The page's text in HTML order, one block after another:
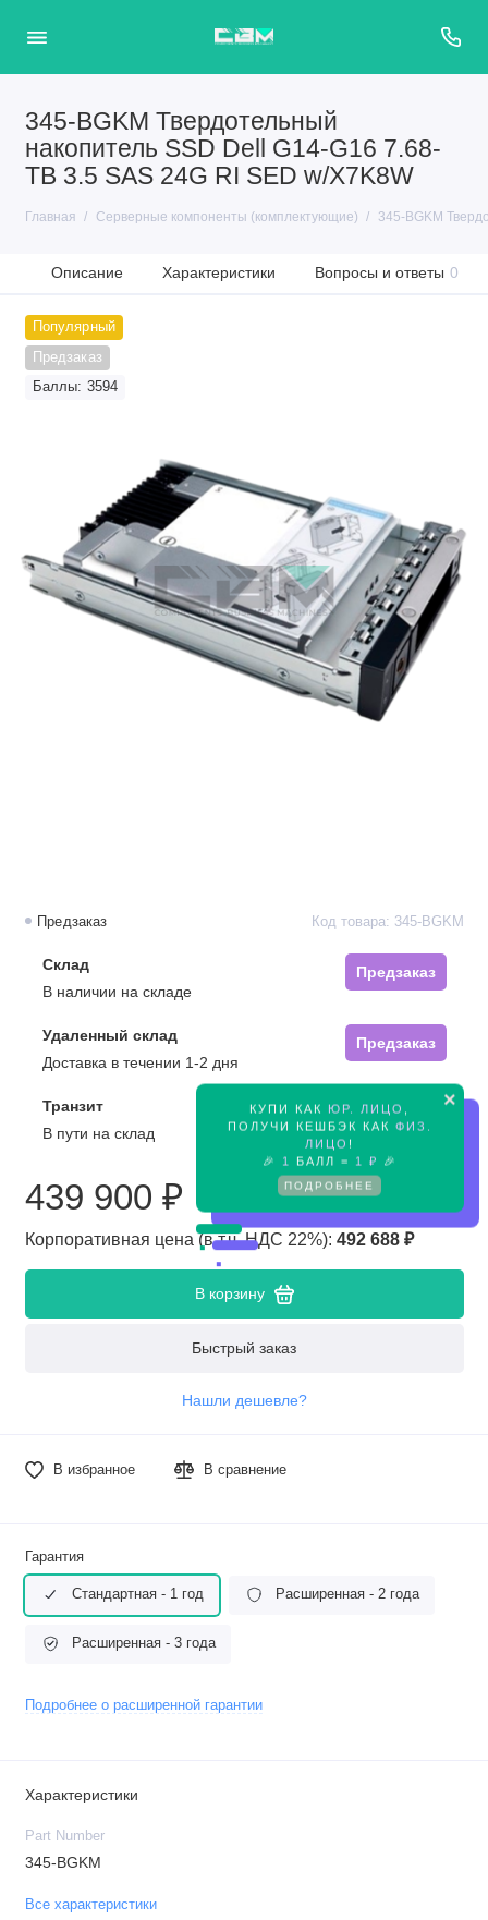
345-BGKM Твердотельный
накопитель SSD Dell G14-G16 7.68-
TB 3.5 SAS 24G RI SED w/X7K8W
Главная Серверные компоненты (комплектующие) 345-BGKM
Описание Характеристики Вопросы и ответы 0
Популярный
Предзаказ
Баллы: 3594
×
КУПИ КАК ЮР. ЛИЦО
ПОЛУЧИ КЕШБЭК КАК ФИЗ.
ЛИЦО !
🎉
1 БАЛЛ = 1 ₽ 🎉
ПОДРОБНЕЕ
Предзаказ Код товара: 345-BGKM
Склад
Предзаказ
В наличии на складе
Удаленный склад
Предзаказ
Доставка в течении 1-2 дня
Транзит
Предзаказ
В пути на склад
439 900 ₽
Корпоративная цена (в т.ч. НДС 22%): 492 688 ₽
В корзину
Быстрый заказ
Нашли дешевле?
В избранное В сравнение
Гарантия
Стандартная - 1 год Расширенная - 2 года
Расширенная - 3 года
Подробнее о расширенной гарантии
Характеристики
Part Number
345-BGKM
Все характеристики